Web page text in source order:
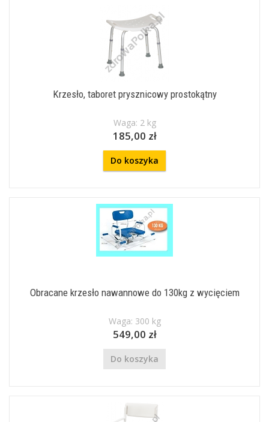
Krzesło, taboret prysznicowy prostokątny
Waga: 2 kg
185,00 zł
Do koszyka
Obracane krzesło nawannowe do 130kg z wycięciem
Waga: 300 kg
549,00 zł
Do koszyka